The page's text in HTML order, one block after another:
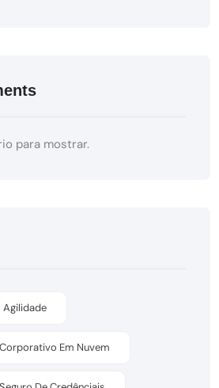
para mostrar.
Agilidade
Em Nuvem